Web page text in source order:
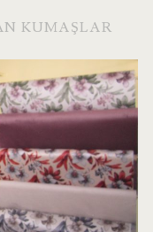
KUMAŞLAR